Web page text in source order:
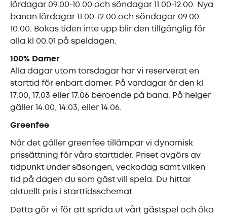
lördagar 09.00-10.00 och söndagar 11.00-12.00. Nya
banan lördagar 11.00-12.00 och söndagar 09.00-
10.00. Bokas tiden inte upp blir den tillgänglig för
alla kl 00.01 på speldagen.
100% Damer
Alla dagar utom torsdagar har vi reserverat en
starttid för enbart damer. På vardagar är den kl
17.00, 17.03 eller 17.06 beroende på bana. På helger
gäller 14.00, 14.03, eller 14.06.
Greenfee
När det gäller greenfee tillämpar vi dynamisk
prissättning för våra starttider. Priset avgörs av
tidpunkt under säsongen, veckodag samt vilken
tid på dagen du som gäst vill spela. Du hittar
aktuellt pris i starttidsschemat.
Detta gör vi för att sprida ut vårt gästspel och öka